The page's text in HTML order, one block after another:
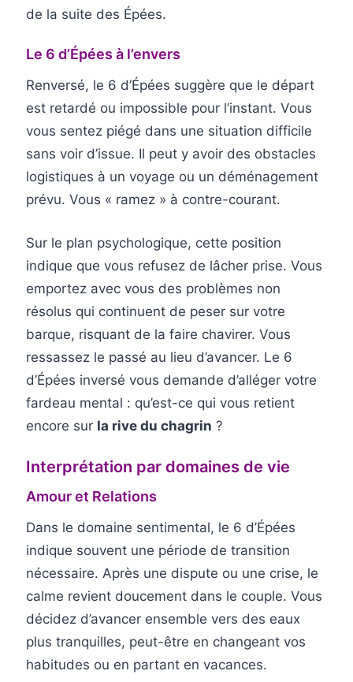
de la suite des Épées.
Le 6 d’Épées à l’envers
Renversé, le 6 d’Épées suggère que le départ
est retardé ou impossible pour l’instant. Vous
vous sentez piégé dans une situation difficile
sans voir d’issue. Il peut y avoir des obstacles
logistiques à un voyage ou un déménagement
prévu. Vous « ramez » à contre-courant.
Sur le plan psychologique, cette position
indique que vous refusez de lâcher prise. Vous
emportez avec vous des problèmes non
résolus qui continuent de peser sur votre
barque, risquant de la faire chavirer. Vous
ressassez le passé au lieu d’avancer. Le 6
d’Épées inversé vous demande d’alléger votre
fardeau mental : qu’est-ce qui vous retient
encore sur la rive du chagrin ?
Interprétation par domaines de vie
Amour et Relations
Dans le domaine sentimental, le 6 d’Épées
indique souvent une période de transition
nécessaire. Après une dispute ou une crise, le
calme revient doucement dans le couple. Vous
décidez d’avancer ensemble vers des eaux
plus tranquilles, peut-être en changeant vos
habitudes ou en partant en vacances.